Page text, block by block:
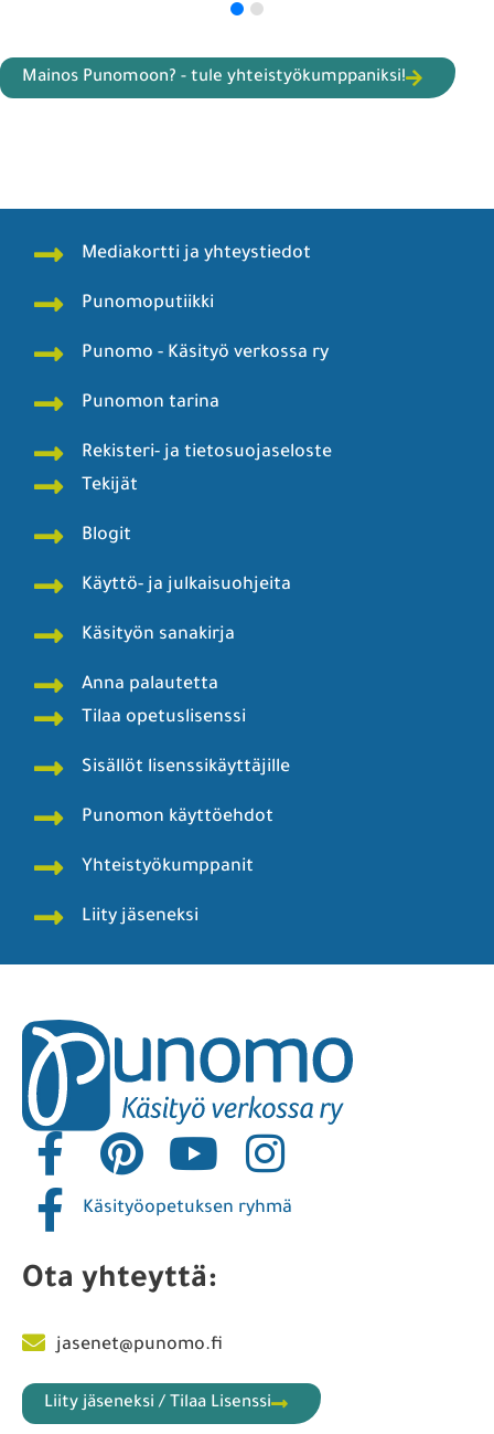
Mainos Punomoon? - tule yhteistyökumppaniksi!
Mediakortti ja yhteystiedot
Punomoputiikki
Punomo - Käsityö verkossa ry
Punomon tarina
Rekisteri- ja tietosuojaseloste
Tekijät
Blogit
Käyttö- ja julkaisuohjeita
Käsityön sanakirja
Anna palautetta
Tilaa opetuslisenssi
Sisällöt lisenssikäyttäjille
Punomon käyttöehdot
Yhteistyökumppanit
Liity jäseneksi
Käsityöopetuksen ryhmä
Ota yhteyttä:
jasenet@punomo.fi
Liity jäseneksi / Tilaa Lisenssi